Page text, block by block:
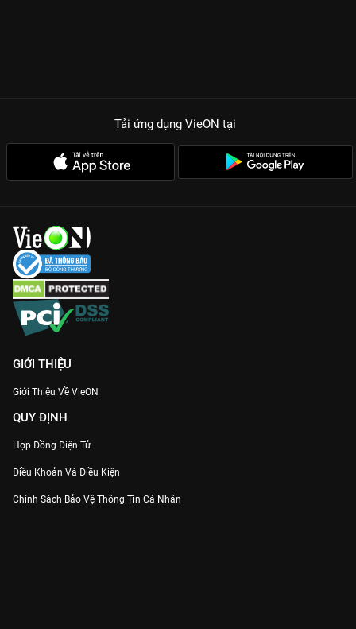
Tải ứng dụng VieON tại
GIỚI THIỆU
Giới Thiệu Về VieON
QUY ĐỊNH
Hợp Đồng Điện Tử
Điều Khoản Và Điều Kiện
Chính Sách Bảo Vệ Thông Tin Cá Nhân